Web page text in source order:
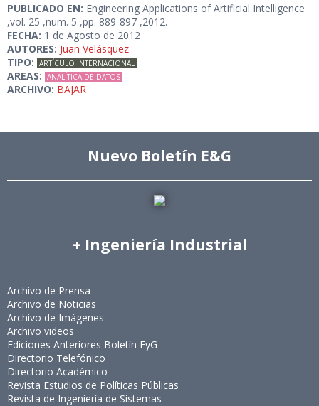
PUBLICADO EN: Engineering Applications of Artificial Intelligence
,vol. 25 ,num. 5 ,pp. 889-897 ,2012.
FECHA: 1 de Agosto de 2012
AUTORES: Juan Velásquez
TIPO: ARTÍCULO INTERNACIONAL
AREAS: ANALÍTICA DE DATOS
ARCHIVO: BAJAR
Nuevo Boletín E&G
+ Ingeniería Industrial
Archivo de Prensa
Archivo de Noticias
Archivo de Imágenes
Archivo videos
Ediciones Anteriores Boletín EyG
Directorio Telefónico
Directorio Académico
Revista Estudios de Políticas Públicas
Revista de Ingeniería de Sistemas